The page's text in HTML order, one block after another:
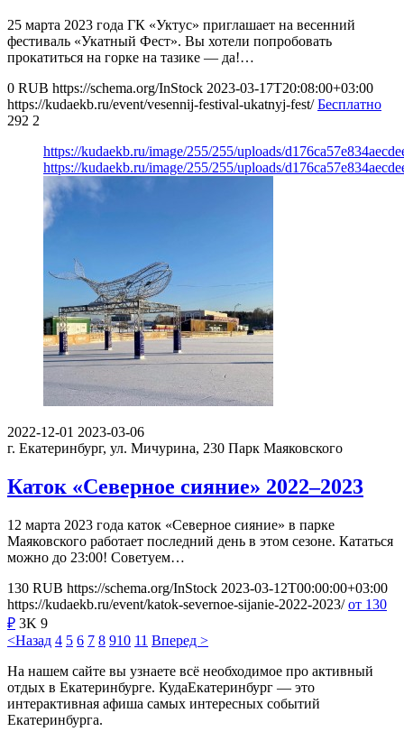
25 марта 2023 года ГК «Уктус» приглашает на весенний
фестиваль «Укатный Фест». Вы хотели попробовать
прокатиться на горке на тазике — да!…
0 RUB https://schema.org/InStock 2023-03-17T20:08:00+03:00
https://kudaekb.ru/event/vesennij-festival-ukatnyj-fest/ Бесплатно
292 2
https://kudaekb.ru/image/255/255/uploads/
https://kudaekb.ru/image/255/255/uploads/
2022-12-01 2023-03-06
г. Екатеринбург, ул. Мичурина, 230 Парк Маяковского
Каток «Северное сияние» 2022–2023
12 марта 2023 года каток «Северное сияние» в парке
Маяковского работает последний день в этом сезоне. Кататься
можно до 23:00! Советуем…
130 RUB https://schema.org/InStock 2023-03-12T00:00:00+03:00
https://kudaekb.ru/event/katok-severnoe-sijanie-2022-2023/ от 130
₽ 3K 9
<Назад 4 5 6 7 8 910 11 Вперед >
На нашем сайте вы узнаете всё необходимое про активный
отдых в Екатеринбурге. КудаЕкатеринбург — это
интерактивная афиша самых интересных событий
Екатеринбурга.